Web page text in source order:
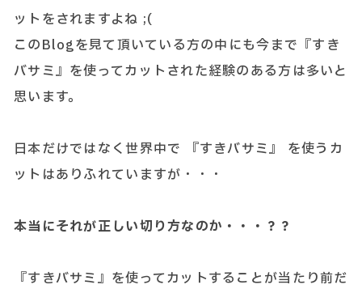
ットをされますよね ;(
このBlogを見て頂いている方の中にも今まで『すき
バサミ』を使ってカットされた経験のある方は多いと
思います。
日本だけではなく世界中で 『すきバサミ』 を使うカ
ットはありふれていますが・・・
本当にそれが正しい切り方なのか・・・？？
『すきバサミ』を使ってカットすることが当たり前だ